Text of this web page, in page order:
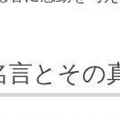
言とその